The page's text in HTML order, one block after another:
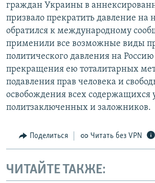
граждан Украины в
призвало прекратить давление
обратился к международному
применили все возможные виды
политического давления на
прекращения ею тоталитарных
подавления прав человека и
освобождения всех содержащихся
политзаключенных и заложников.
Поделиться Читать без VPN
ЧИТАЙТЕ ТАКЖЕ: